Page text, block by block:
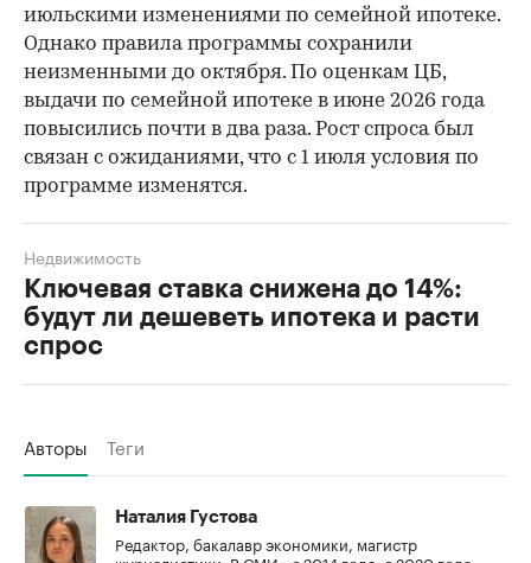
июльскими изменениями по семейной ипотеке.
Однако правила программы сохранили
неизменными до октября. По оценкам ЦБ,
выдачи по семейной ипотеке в июне 2026 года
повысились почти в два раза. Рост спроса был
связан с ожиданиями, что с 1 июля условия по
программе изменятся.
Ключевая ставка снижена до 14%:
будут ли дешеветь ипотека и расти
спрос
Недвижимость
Авторы Теги
Наталия Густова
Редактор, бакалавр экономики, магистр